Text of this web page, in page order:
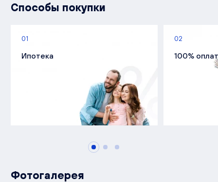
Способы покупки
01
Ипотека
02
100%
Фотогалерея